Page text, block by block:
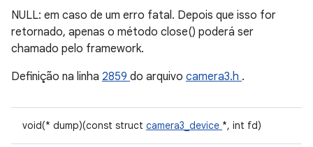
NULL: em caso de um erro fatal. Depois que isso for
retornado, apenas o método close() poderá ser
chamado pelo framework.
Definição na linha 2859 do arquivo camera3.h .
void(* dump)(const struct camera3_device *, int fd)